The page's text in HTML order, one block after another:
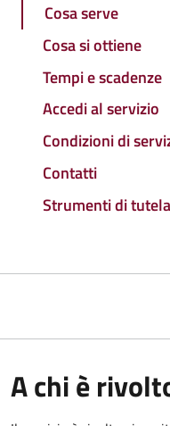
Cosa serve
Cosa si ottiene
Tempi e scadenze
Accedi al servizio
Condizioni di
Contatti
Strumenti di tutela
A chi è